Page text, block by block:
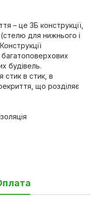
– це ЗБ конструкції,
для нижнього і
будівель.
стик в стик, в
що розділяє